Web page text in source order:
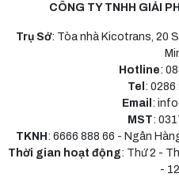
CÔNG TY TNHH GIẢI
Trụ Sở: Tòa nhà Kicotrans, 20
Hotline:
Tel :
Email :
MST:
TKNH: 6666 888 66 - Ngân
Thời gian hoạt động: Thứ 2 -
-